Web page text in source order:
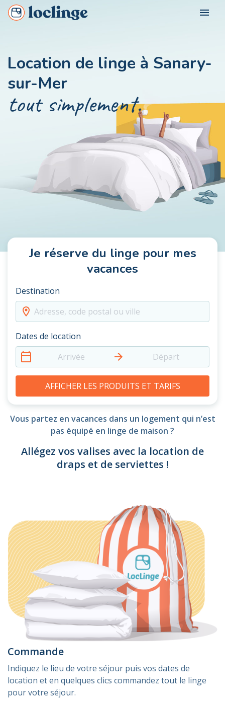
menu
Loclinge Vacancier
Loclinge Propriétaire
Loclinge Professionnel
NOS VILLES
Location de linge à Sanary-
sur-Mer
tout simplement.
Je réserve du linge pour mes
vacances
Destination
Adresse, code postal ou ville
Dates de location
Arrivée
Départ
AFFICHER LES PRODUITS ET TARIFS
Vous partez en vacances dans un logement qui n’est
pas équipé en linge de maison ?
Allégez vos valises avec la location de
draps et de serviettes !
Commande
Indiquez le lieu de votre séjour puis vos dates de
location et en quelques clics commandez tout le linge
pour votre séjour.